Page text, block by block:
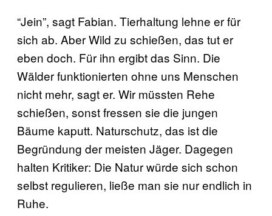
“Jein”, sagt Fabian. Tierhaltung lehne er für
sich ab. Aber Wild zu schießen, das tut er
eben doch. Für ihn ergibt das Sinn. Die
Wälder funktionierten ohne uns Menschen
nicht mehr, sagt er. Wir müssten Rehe
schießen, sonst fressen sie die jungen
Bäume kaputt. Naturschutz, das ist die
Begründung der meisten Jäger. Dagegen
halten Kritiker: Die Natur würde sich schon
selbst regulieren, ließe man sie nur endlich in
Ruhe.